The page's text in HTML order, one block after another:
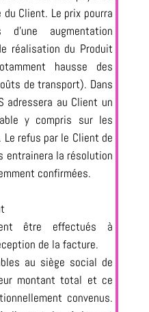
Client. Le prix pourra
augmentation
réalisation du Produit
hausse des
de transport). Dans
adressera au Client un
y compris sur les
refus par le Client de
entrainera la résolution
confirmées.
être effectués à
de la facture.
au siège social de
montant total et ce
convenus.